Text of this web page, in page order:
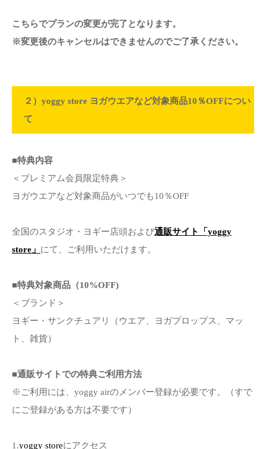
こちらでプランの変更が完了となります。
※変更後のキャンセルはできませんのでご了承ください。
２）yoggy store ヨガウエアなど対象商品10％OFFについ
て
■特典内容
＜プレミアム会員限定特典＞
ヨガウエアなど対象商品がいつでも10％OFF
全国のスタジオ・ヨギー店頭および通販サイト「yoggy
store」 にて、ご利用いただけます。
■特典対象商品（10%OFF)
＜ブランド＞
ヨギー・サンクチュアリ（ウエア、ヨガプロップス、マッ
ト、雑貨）
■通販サイトでの特典ご利用方法
※ご利用には、yoggy airのメンバー登録が必要です。（すで
にご登録がある方は不要です）
1.yoggy storeにアクセス